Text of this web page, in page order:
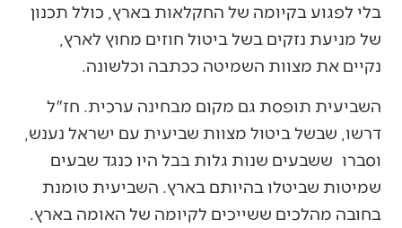
בלי לפגוע בקיומה של החקלאות בארץ, כולל תכנון
של מניעת נזקים בשל ביטול חוזים מחוץ לארץ,
נקיים את מצוות השמיטה ככתבה וכלשונה.
השביעית תופסת גם מקום מבחינה ערכית. חז"ל
דרשו, שבשל ביטול מצוות שביעית עם ישראל נענש,
וסברו ששבעים שנות גלות בבל היו כנגד שבעים
שמיטות שביטלו בהיותם בארץ. השביעית טומנת
בחובה מהלכים ששייכים לקיומה של האומה בארץ.